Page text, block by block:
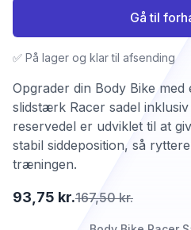
93,75 kr.167,50 kr.
Opgrader din Body Bike
slidstærk Racer sadel
reservedel er udviklet til at
stabil siddeposition, så
træningen.
✅ På lager og klar til afsending
Gå til